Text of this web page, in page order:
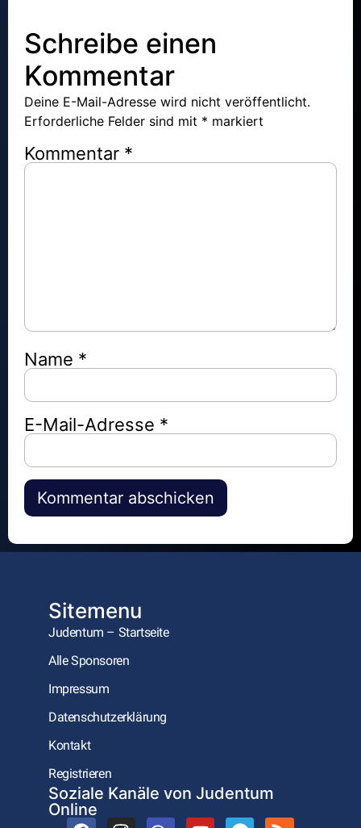
Schreibe einen
Kommentar
Deine E-Mail-Adresse wird nicht veröffentlicht.
Erforderliche Felder sind mit * markiert
Kommentar *
Name *
E-Mail-Adresse *
Alternative:
Sitemenu
Judentum – Startseite
Alle Sponsoren
Impressum
Datenschutzerklärung
Kontakt
Registrieren
Soziale Kanäle von Judentum
Online